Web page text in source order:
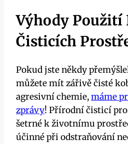
Výhody
Čisticích
Pokud jste někdy
můžete mít zářivě čisté
agresivní chemie,máme
zprávy! Přírodní čisticí
šetrné k životnímu
účinné při odstraňování